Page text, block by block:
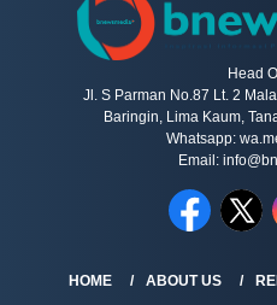
Head
Jl. S Parman No.87 Lt. 2
Baringin, Lima Kaum,
Whatsapp:
Email:
HOME ABOUT US